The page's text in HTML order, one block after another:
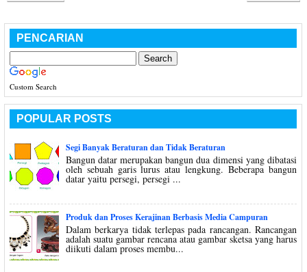
PENCARIAN
Custom Search
POPULAR POSTS
Segi Banyak Beraturan dan Tidak Beraturan
Bangun datar merupakan bangun dua dimensi yang dibatasi
oleh sebuah garis lurus atau lengkung. Beberapa bangun
datar yaitu persegi, persegi ...
Produk dan Proses Kerajinan Berbasis Media Campuran
Dalam berkarya tidak terlepas pada rancangan. Rancangan
adalah suatu gambar rencana atau gambar sketsa yang harus
diikuti dalam proses membu...